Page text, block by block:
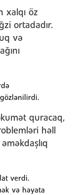
xalqı öz
ortadadır.
və
quracaq,
həll
verdi.
və həyata